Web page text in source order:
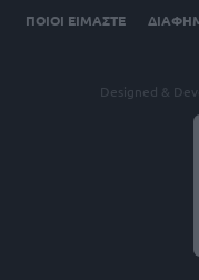
ΠΟΙΟΙ ΕΙΜΑΣΤΕ
Designed &